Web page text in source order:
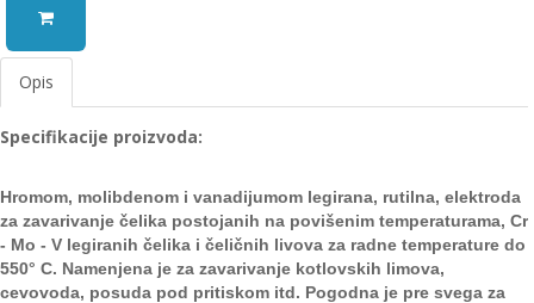
Pribor
za
zavarivanje
Alati
radionica
Opis
Specifikacije proizvoda:
Hromom, molibdenom i vanadijumom legirana, rutilna, elektroda
za zavarivanje čelika postojanih na povišenim temperaturama, Cr
- Mo - V legiranih čelika i čeličnih livova za radne temperature do
550° C. Namenjena je za zavarivanje kotlovskih limova,
cevovoda, posuda pod pritiskom itd. Pogodna je pre svega za